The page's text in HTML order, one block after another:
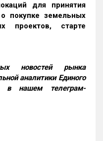
для принятия
покупке земельных
проектов, старте
новостей рынка
аналитики Единого
в нашем телеграм-